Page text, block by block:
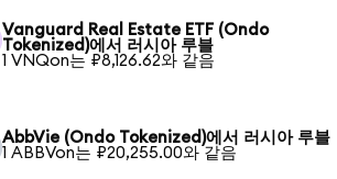
Vanguard Real Estate ETF (Ondo
Tokenized)에서 러시아 루블
1 VNQon는 ₽8,126.62와 같음
AbbVie (Ondo Tokenized)에서 러시아 루블
1 ABBVon는 ₽20,255.00와 같음